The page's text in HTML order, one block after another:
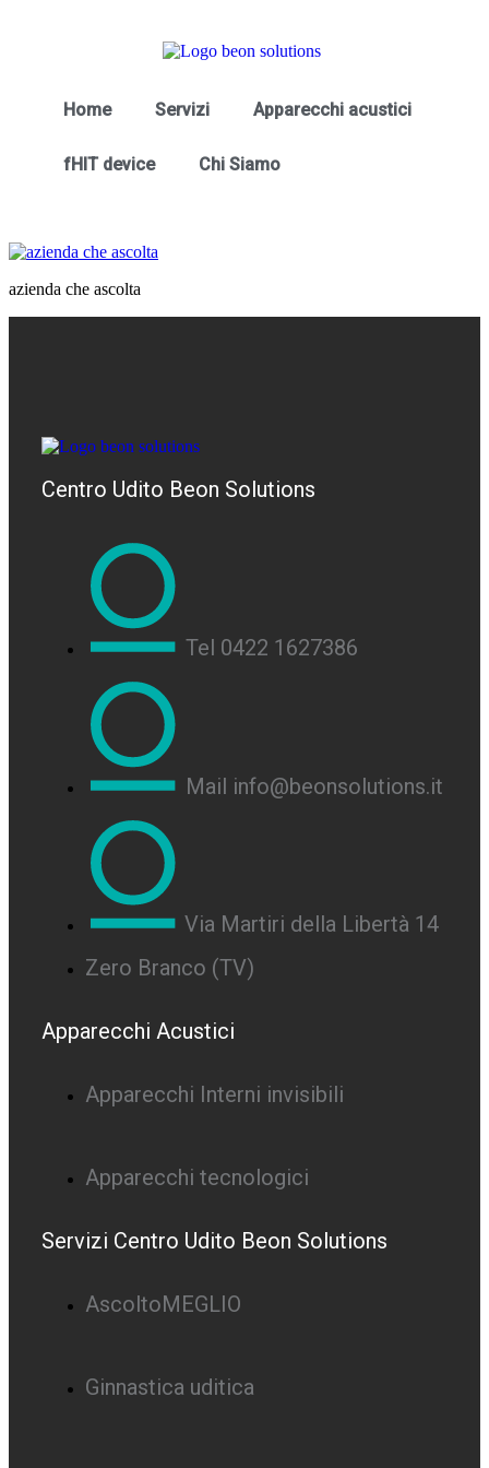
Home Servizi Apparecchi acustici
fHIT device Chi Siamo
azienda che ascolta
Centro Udito Beon Solutions
Tel 0422 1627386
Mail info@beonsolutions.it
Via Martiri della Libertà 14
Zero Branco (TV)
Apparecchi Acustici
Apparecchi Interni invisibili
Apparecchi tecnologici
Servizi Centro Udito Beon Solutions
AscoltoMEGLIO
Ginnastica uditica